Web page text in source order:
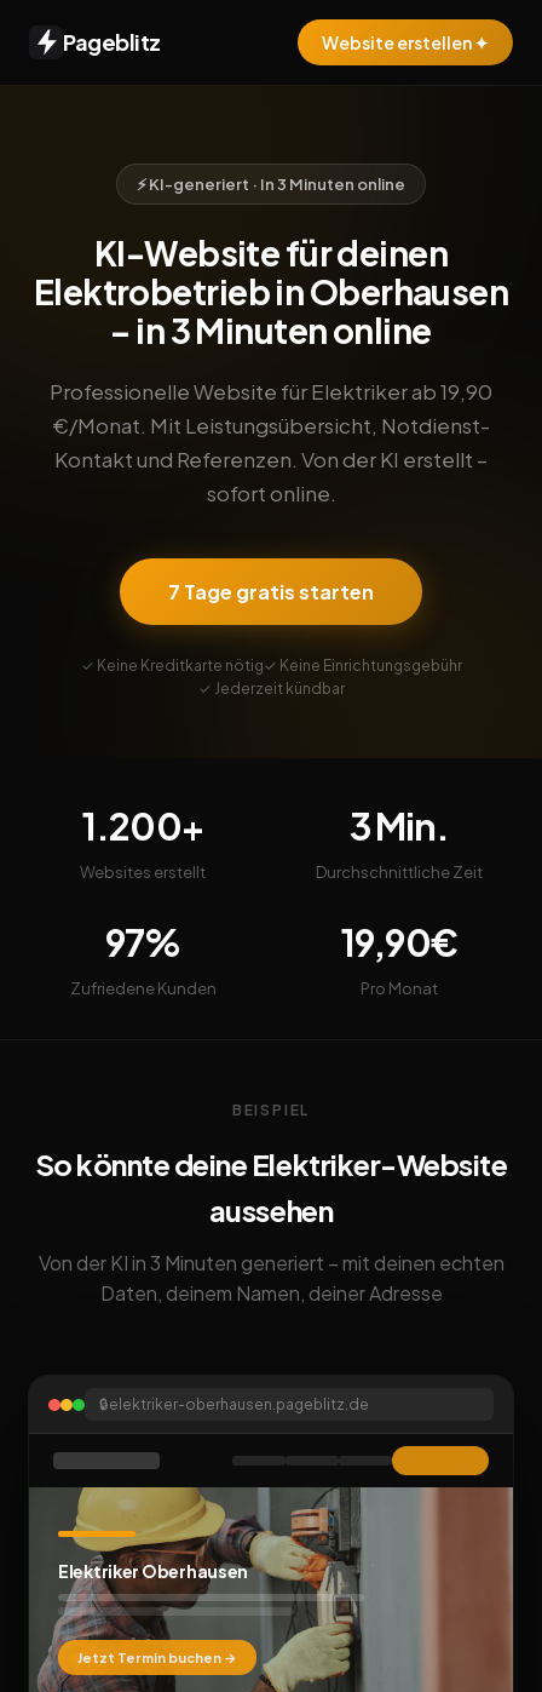
Pageblitz Website erstellen ✦
⚡ KI-generiert · In 3 Minuten online
KI-Website für deinen
Elektrobetrieb in Oberhausen
– in 3 Minuten online
Professionelle Website für Elektriker ab 19,90
€/Monat. Mit Leistungsübersicht, Notdienst-
Kontakt und Referenzen. Von der KI erstellt –
sofort online.
7 Tage gratis starten
✓ Keine Kreditkarte nötig✓ Keine Einrichtungsgebühr
✓ Jederzeit kündbar
1.200+
Websites erstellt
3 Min.
Durchschnittliche Zeit
97%
Zufriedene Kunden
19,90€
Pro Monat
BEISPIEL
So könnte deine Elektriker-Website
aussehen
Von der KI in 3 Minuten generiert – mit deinen echten
Daten, deinem Namen, deiner Adresse
🔒elektriker-oberhausen.pageblitz.de
Elektriker Oberhausen
Jetzt Termin buchen →